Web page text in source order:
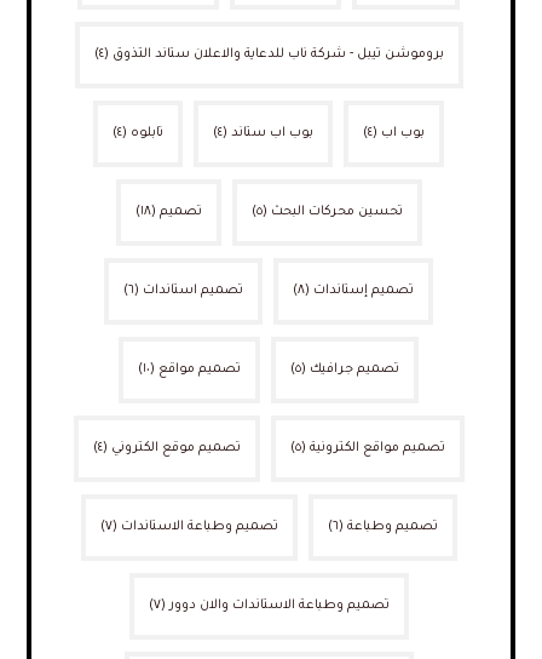
بروموشن تيبل - شركة ناب للدعاية والاعلان ستاند التذوق (٤)
بوب اب (٤) بوب اب ستاند (٤) تابلوه (٤)
تحسين محركات البحث (٥) تصميم (١٨)
تصميم إستاندات (٨) تصميم استاندات (٦)
تصميم جرافيك (٥) تصميم مواقع (١٠)
تصميم مواقع الكترونية (٥) تصميم موقع الكتروني (٤)
تصميم وطباعة (٦) تصميم وطباعة الاستاندات (٧)
تصميم وطباعة الاستاندات والان دوور (٧)